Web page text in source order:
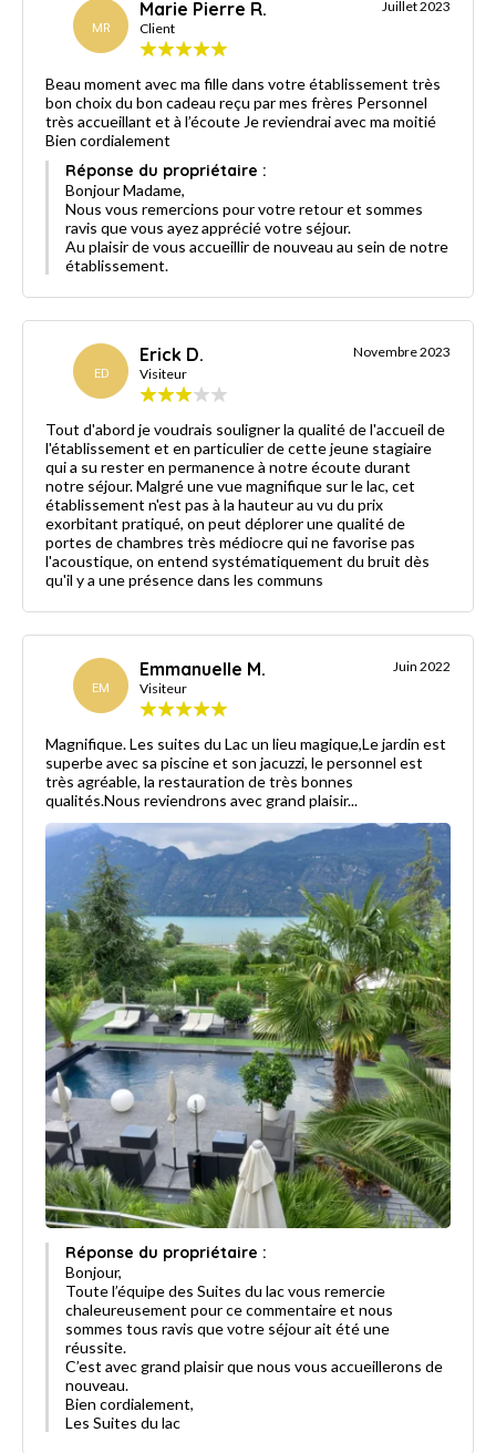
MR
Marie Pierre R.
Client
Juillet 2023
Beau moment avec ma fille dans votre établissement très
bon choix du bon cadeau reçu par mes frères Personnel
très accueillant et à l’écoute Je reviendrai avec ma moitié
Bien cordialement
Réponse du propriétaire :
Bonjour Madame,
Nous vous remercions pour votre retour et sommes
ravis que vous ayez apprécié votre séjour.
Au plaisir de vous accueillir de nouveau au sein de notre
établissement.
ED
Erick D.
Visiteur
Novembre 2023
Tout d'abord je voudrais souligner la qualité de l'accueil de
l'établissement et en particulier de cette jeune stagiaire
qui a su rester en permanence à notre écoute durant
notre séjour. Malgré une vue magnifique sur le lac, cet
établissement n'est pas à la hauteur au vu du prix
exorbitant pratiqué, on peut déplorer une qualité de
portes de chambres très médiocre qui ne favorise pas
l'acoustique, on entend systématiquement du bruit dès
qu'il y a une présence dans les communs
EM
Emmanuelle M.
Visiteur
Juin 2022
Magnifique. Les suites du Lac un lieu magique,Le jardin est
superbe avec sa piscine et son jacuzzi, le personnel est
très agréable, la restauration de très bonnes
qualités.Nous reviendrons avec grand plaisir...
Réponse du propriétaire :
Bonjour,
Toute l’équipe des Suites du lac vous remercie
chaleureusement pour ce commentaire et nous
sommes tous ravis que votre séjour ait été une
réussite.
C’est avec grand plaisir que nous vous accueillerons de
nouveau.
Bien cordialement,
Les Suites du lac